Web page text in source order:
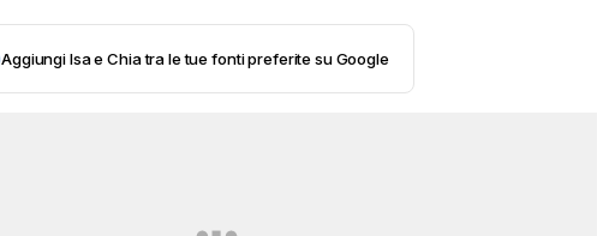
Aggiungi Isa e Chia tra le tue fonti preferite su Google